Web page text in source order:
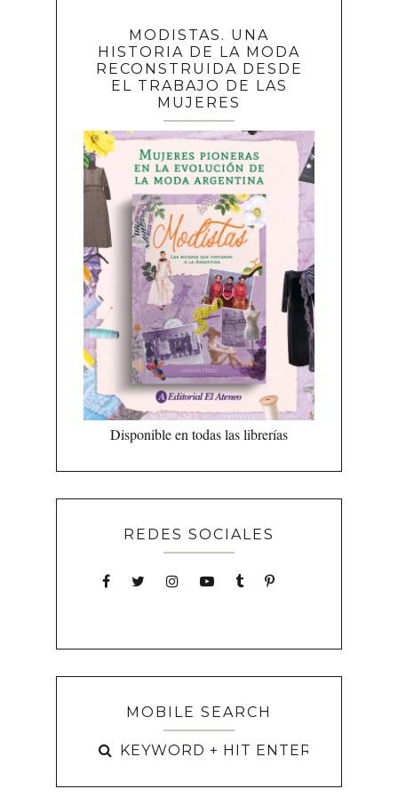
MODISTAS. UNA
HISTORIA DE LA MODA
RECONSTRUIDA DESDE
EL TRABAJO DE LAS
MUJERES
Disponible en todas las librerías
REDES SOCIALES
MOBILE SEARCH